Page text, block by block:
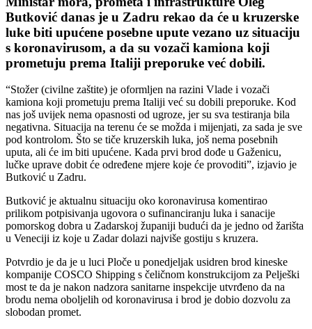
Butković danas je u Zadru rekao da će u kruzerske
luke biti upućene posebne upute vezano uz situaciju
s koronavirusom, a da su vozači kamiona koji
prometuju prema Italiji preporuke već dobili.
“Stožer (civilne zaštite) je oformljen na razini Vlade i vozači
kamiona koji prometuju prema Italiji već su dobili preporuke. Kod
nas još uvijek nema opasnosti od ugroze, jer su sva testiranja bila
negativna. Situacija na terenu će se možda i mijenjati, za sada je sve
pod kontrolom. Što se tiče kruzerskih luka, još nema posebnih
uputa, ali će im biti upućene. Kada prvi brod dođe u Gaženicu,
lučke uprave dobit će određene mjere koje će provoditi”, izjavio je
Butković u Zadru.
Butković je aktualnu situaciju oko koronavirusa komentirao
prilikom potpisivanja ugovora o sufinanciranju luka i sanacije
pomorskog dobra u Zadarskoj županiji budući da je jedno od žarišta
u Veneciji iz koje u Zadar dolazi najviše gostiju s kruzera.
Potvrdio je da je u luci Ploče u ponedjeljak usidren brod kineske
kompanije COSCO Shipping s čeličnom konstrukcijom za Pelješki
most te da je nakon nadzora sanitarne inspekcije utvrđeno da na
brodu nema oboljelih od koronavirusa i brod je dobio dozvolu za
slobodan promet.